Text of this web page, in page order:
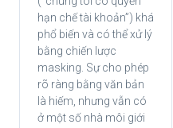
hạn chế tài khoản”) khá
phổ biến và có thể xử lý
bằng chiến lược
masking. Sự cho phép
rõ ràng bằng văn bản
là hiếm, nhưng vẫn có
ở một số nhà môi giới